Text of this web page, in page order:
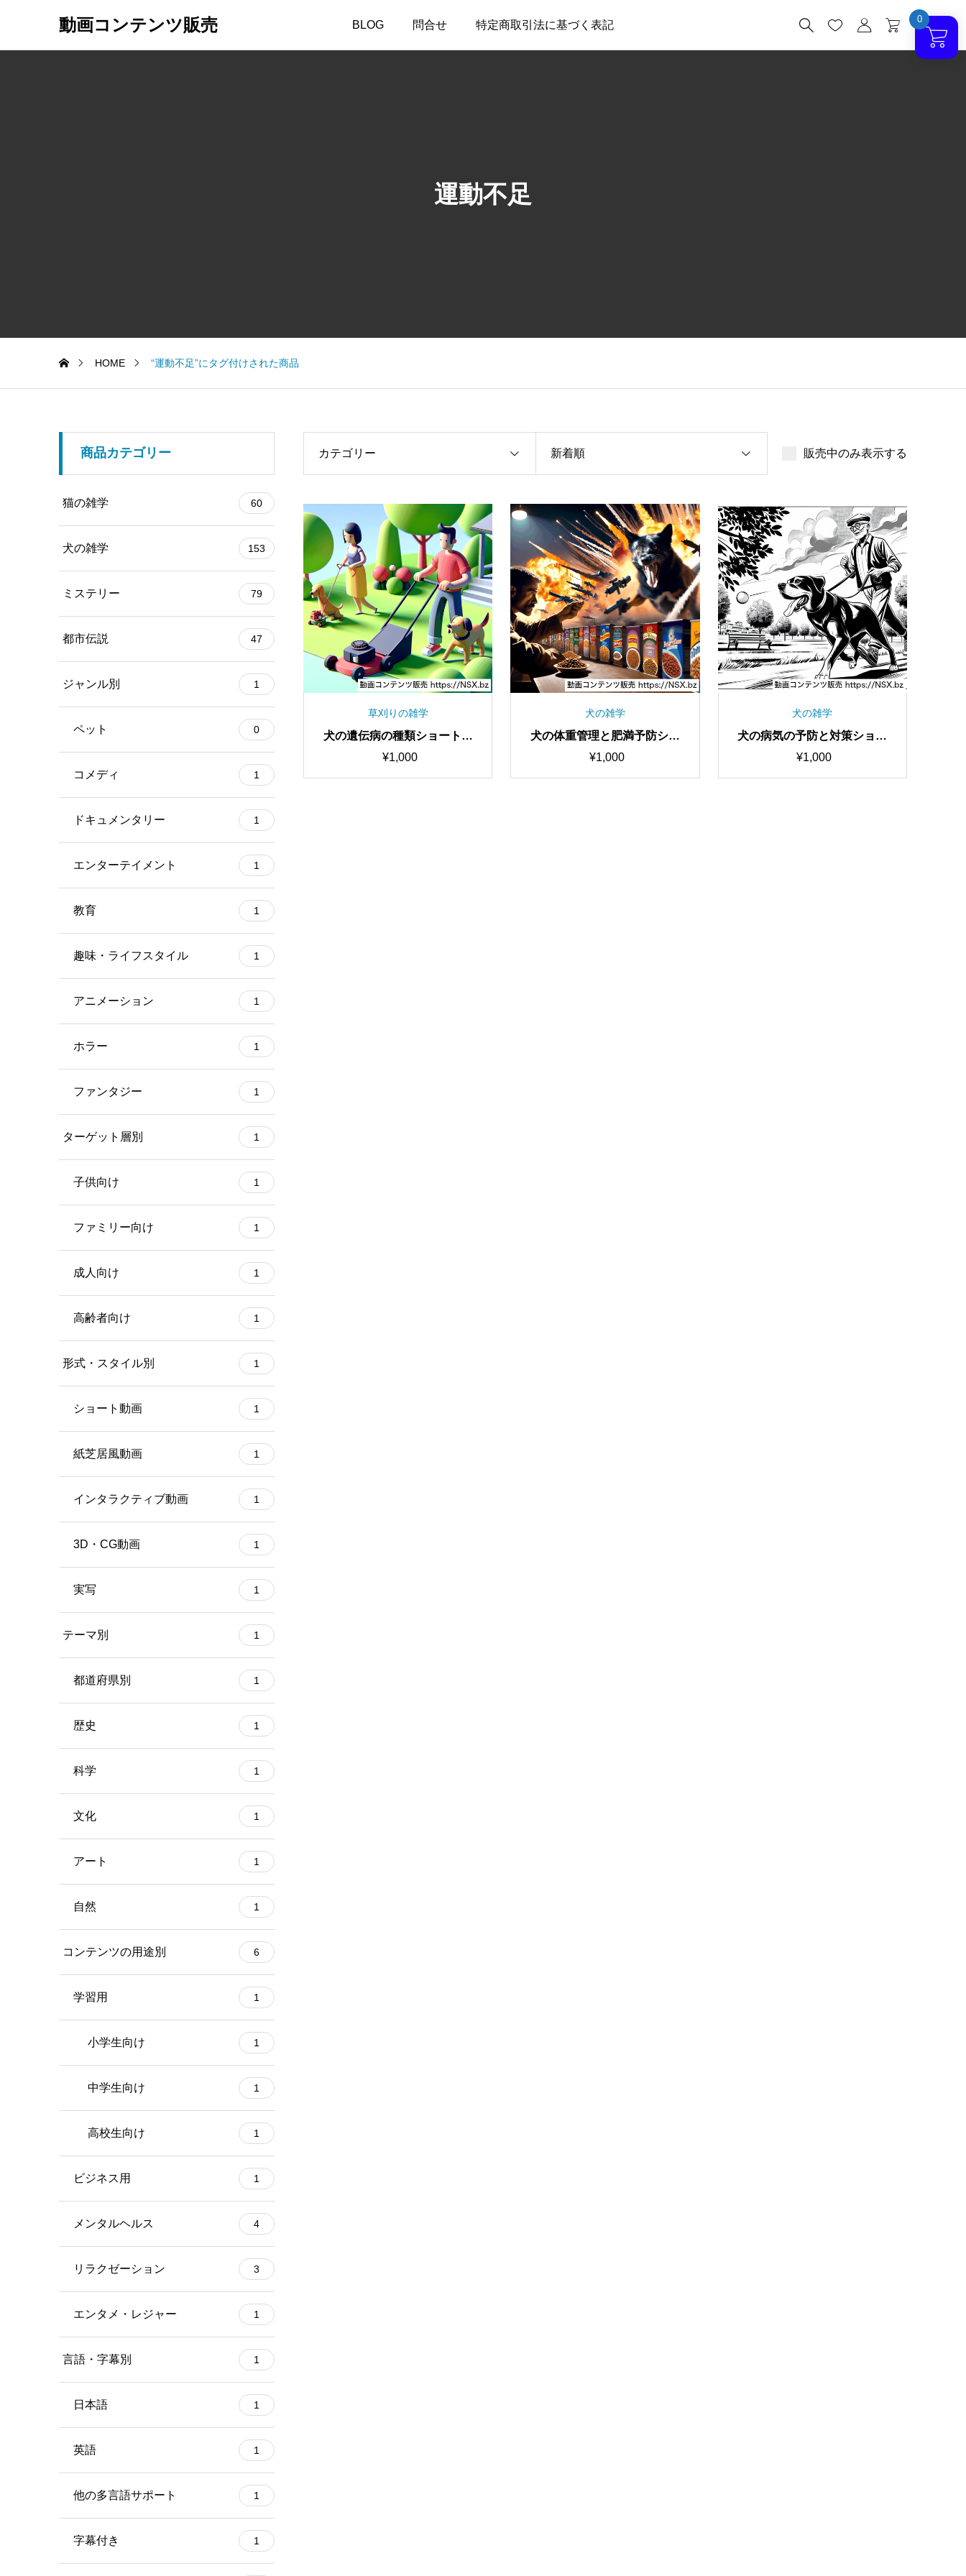
動画コンテンツ販売 BLOG 問合せ 特定商取引法に基づく表記    
運動不足
HOME “運動不足”にタグ付けされた商品
カテゴリー 新着順 販売中のみ表示する
草刈りの雑学
犬の遺伝病の種類ショート動
画セット
¥1,000
犬の雑学
犬の体重管理と肥満予防ショ
ート動画セット
¥1,000
犬の雑学
犬の病気の予防と対策ショー
ト動画セット
¥1,000
商品カテゴリー
猫の雑学 60
犬の雑学 153
ミステリー 79
都市伝説 47
ジャンル別 1
ペット 0
コメディ 1
ドキュメンタリー 1
エンターテイメント 1
教育 1
趣味・ライフスタイル 1
アニメーション 1
ホラー 1
ファンタジー 1
ターゲット層別 1
子供向け 1
ファミリー向け 1
成人向け 1
高齢者向け 1
形式・スタイル別 1
ショート動画 1
紙芝居風動画 1
インタラクティブ動画 1
3D・CG動画 1
実写 1
テーマ別 1
都道府県別 1
歴史 1
科学 1
文化 1
アート 1
自然 1
コンテンツの用途別 6
学習用 1
小学生向け 1
中学生向け 1
高校生向け 1
ビジネス用 1
メンタルヘルス 4
リラクゼーション 3
エンタメ・レジャー 1
言語・字幕別 1
日本語 1
英語 1
他の多言語サポート 1
字幕付き 1
0